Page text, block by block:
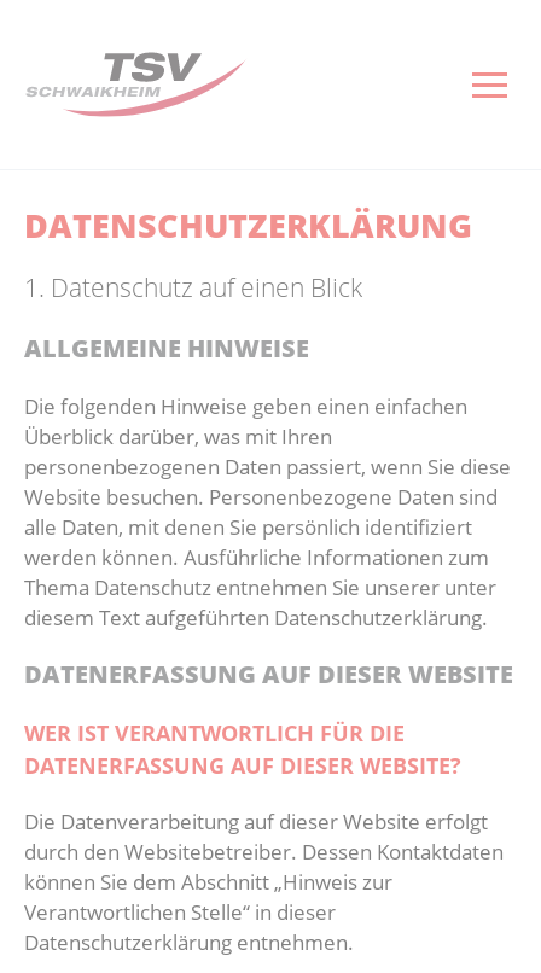
Gesundheitssport
Aktuelles
Kontakt
Reha-Sport
Aktuelles
Anmeldeliste Rehasport
Sportarten
Fußball
Herren
Kontakt
Volleyball Kontakt
Infos
Ski und Snowboard
Kontakt
Senioren
Kontakt
Reha-Sport
Verein
Aktuelles
Geschäftsstelle
Vereinsgaststätte
DATENSCHUTZ­ERKLÄRUNG
1. Datenschutz auf einen Blick
ALLGEMEINE HINWEISE
Die folgenden Hinweise geben einen einfachen
Überblick darüber, was mit Ihren
personenbezogenen Daten passiert, wenn Sie diese
Website besuchen. Personenbezogene Daten sind
alle Daten, mit denen Sie persönlich identifiziert
werden können. Ausführliche Informationen zum
Thema Datenschutz entnehmen Sie unserer unter
diesem Text aufgeführten Datenschutzerklärung.
DATENERFASSUNG AUF DIESER WEBSITE
WER IST VERANTWORTLICH FÜR DIE
DATENERFASSUNG AUF DIESER WEBSITE?
Die Datenverarbeitung auf dieser Website erfolgt
durch den Websitebetreiber. Dessen Kontaktdaten
können Sie dem Abschnitt „Hinweis zur
Verantwortlichen Stelle“ in dieser
Datenschutzerklärung entnehmen.